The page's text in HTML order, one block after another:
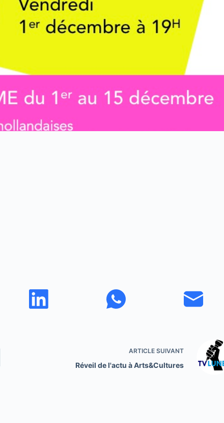
ARTICLESUIVANT
Réveil de l'actu à Arts&Cultures